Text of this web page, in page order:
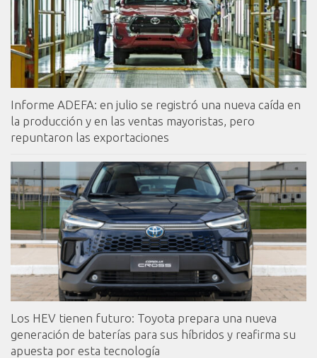
Informe ADEFA: en julio se registró una nueva caída en
la producción y en las ventas mayoristas, pero
repuntaron las exportaciones
Los HEV tienen futuro: Toyota prepara una nueva
generación de baterías para sus híbridos y reafirma su
apuesta por esta tecnología